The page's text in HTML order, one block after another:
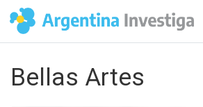
Bellas Artes